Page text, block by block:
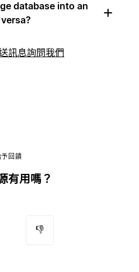
database into an
訊息詢問我們
予回饋
有用嗎？
👎